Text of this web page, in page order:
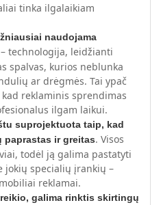
tinka ilgalaikiam
naudojama
– technologija, leidžianti
spalvas, kurios neblunka
ar drėgmės. Tai ypač
reklaminis sprendimas
ilgam laikui.
suprojektuota taip, kad
paprastas ir greitas. Visos
todėl ją galima pastatyti
jokių specialių įrankių –
reklamai.
galima rinktis skirtingų